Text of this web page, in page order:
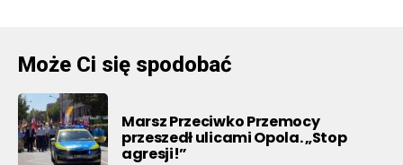
Może Ci się spodobać
Marsz Przeciwko Przemocy
przeszedł ulicami Opola. „Stop
agresji!”